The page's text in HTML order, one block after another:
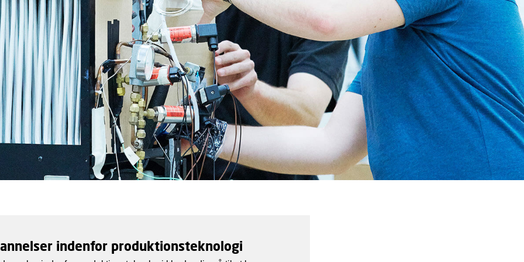
indenfor produktionsteknologi